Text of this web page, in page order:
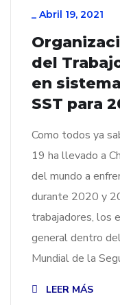
_ Abril 19, 2021
del
en
SST para
Como todos ya
19 ha llevado a
del mundo a
durante 2020 y
trabajadores, los
general dentro
Mundial de la
LEER MÁS